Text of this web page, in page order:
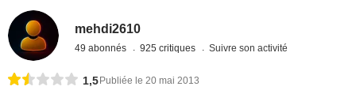
mehdi2610
49 abonnés 925 critiques Suivre son activité
1,5 Publiée le 20 mai 2013